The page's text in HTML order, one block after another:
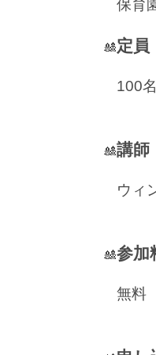
保育
🎎定員
100名
🎎講師
ウィ
🎎参加
無料